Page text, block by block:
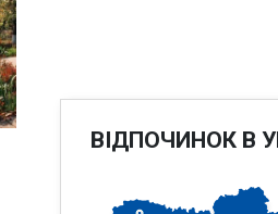
ВІДПОЧИНОК В